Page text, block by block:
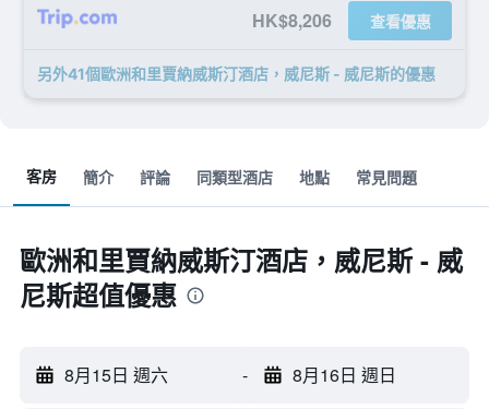
HK$8,206 查看優惠
另外41個歐洲和里賈納威斯汀酒店，威尼斯 - 威尼斯​的優惠
客房 簡介 評論 同類型酒店 地點 常見問題
歐洲和里賈納威斯汀酒店，威尼斯 - 威
尼斯超值優惠
8月15日 週六 - 8月16日 週日